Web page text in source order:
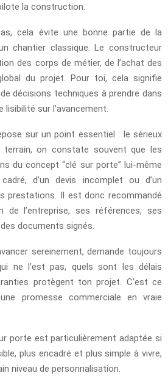
la construction.
cela évite une bonne partie de la
chantier classique. Le constructeur
des corps de métier, de l’achat des
du projet. Pour toi, cela signifie
décisions techniques à prendre dans
lisibilité sur l’avancement.
sur un point essentiel : le sérieux
on constate souvent que les
du concept “clé sur porte” lui-même
d’un devis incomplet ou d’un
prestations. Il est donc recommandé
de l’entreprise, ses références, ses
documents signés.
sereinement, demande toujours
ne l’est pas, quels sont les délais
protègent ton projet. C’est ce
promesse commerciale en vraie
porte est particulièrement adaptée si
plus encadré et plus simple à vivre,
niveau de personnalisation.